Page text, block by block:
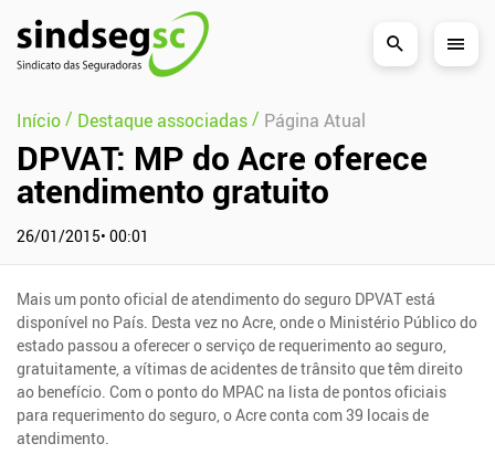
Pular Navegação (s)
Início/ Destaque associadas/ Página Atual
DPVAT: MP do Acre oferece
atendimento gratuito
26/01/2015• 00:01
Mais um ponto oficial de atendimento do seguro DPVAT está
disponível no País. Desta vez no Acre, onde o Ministério Público do
estado passou a oferecer o serviço de requerimento ao seguro,
gratuitamente, a vítimas de acidentes de trânsito que têm direito
ao benefício. Com o ponto do MPAC na lista de pontos oficiais
para requerimento do seguro, o Acre conta com 39 locais de
atendimento.